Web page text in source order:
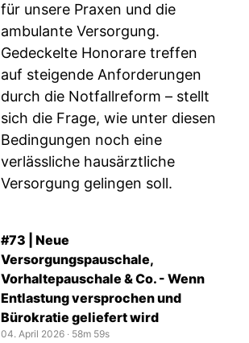
für unsere Praxen und die
ambulante Versorgung.
Gedeckelte Honorare treffen
auf steigende Anforderungen
durch die Notfallreform – stellt
sich die Frage, wie unter diesen
Bedingungen noch eine
verlässliche hausärztliche
Versorgung gelingen soll.
#73 | Neue
Versorgungspauschale,
Vorhaltepauschale & Co. - Wenn
Entlastung versprochen und
Bürokratie geliefert wird
04. April 2026 ‧ 58m 59s